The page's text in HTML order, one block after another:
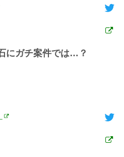
にガチ案件では…？